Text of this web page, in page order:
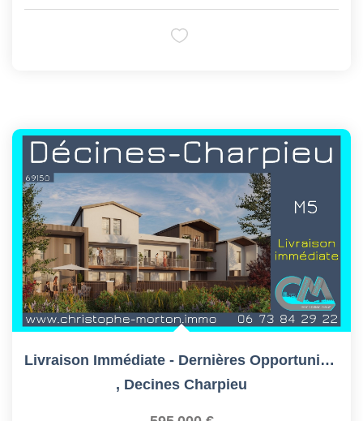
Livraison Immédiate - Dernières Opportunités
, Decines Charpieu